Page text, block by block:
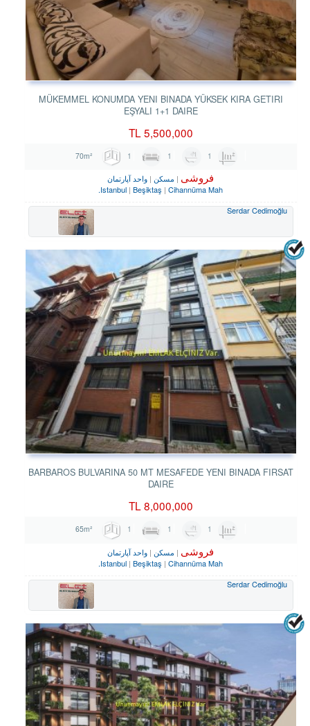
MÜKEMMEL KONUMDA YENI BINADA YÜKSEK KIRA GETIRI
EŞYALI 1+1 DAIRE
TL 5,500,000
1 1 1
فروشی مسکن واحد آپارتمان
Istanbul Beşiktaş
Cihannüma Mah.
Serdar Cedimoğlu
BARBAROS BULVARINA 50 MT MESAFEDE YENI BINADA FIRSAT
DAIRE
TL 8,000,000
1 1 1
فروشی مسکن
واحد آپارتمان
Istanbul Beşiktaş
Cihannüma Mah.
Serdar Cedimoğlu